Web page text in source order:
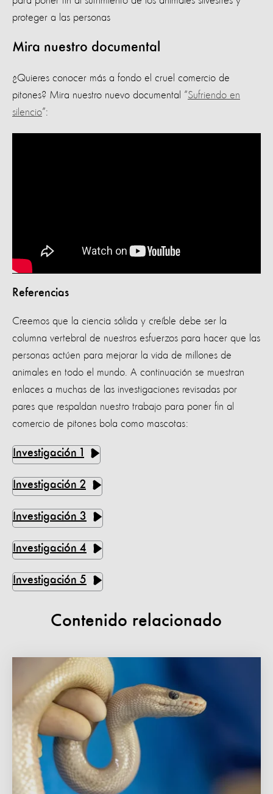
proteger a las personas
Mira nuestro documental
¿Quieres conocer más a fondo el cruel comercio de
pitones? Mira nuestro nuevo documental “Sufriendo en
silencio”:
Referencias
Creemos que la ciencia sólida y creíble debe ser la
columna vertebral de nuestros esfuerzos para hacer que las
personas actúen para mejorar la vida de millones de
animales en todo el mundo. A continuación se muestran
enlaces a muchas de las investigaciones revisadas por
pares que respaldan nuestro trabajo para poner fin al
comercio de pitones bola como mascotas:
Investigación 1
Investigación 2
Investigación 3
Investigación 4
Investigación 5
Contenido relacionado